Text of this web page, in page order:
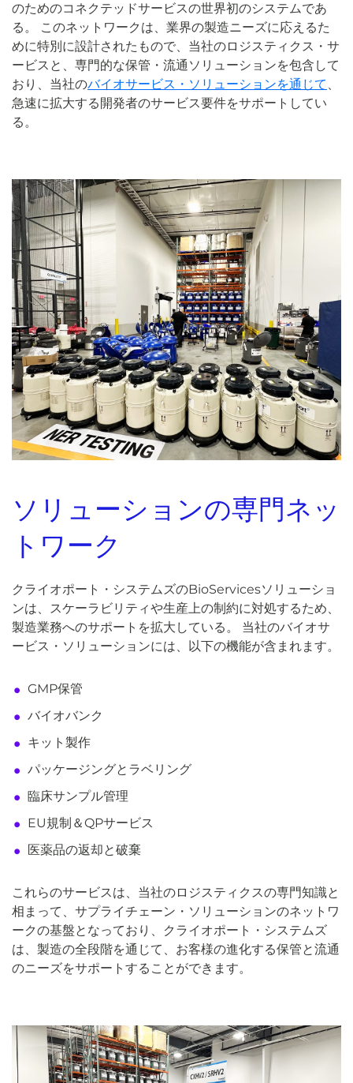
のためのコネクテッドサービスの世界初のシステムであ
る。 このネットワークは、業界の製造ニーズに応えるた
めに特別に設計されたもので、当社のロジスティクス・サ
ービスと、専門的な保管・流通ソリューションを包含して
おり、当社のバイオサービス・ソリューションを通じて 、
急速に拡大する開発者のサービス要件をサポートしてい
る。
ソリューションの専門ネッ
トワーク
クライオポート・システムズのBioServicesソリューショ
ンは、スケーラビリティや生産上の制約に対処するため、
製造業務へのサポートを拡大している。 当社のバイオサ
ービス・ソリューションには、以下の機能が含まれます。
GMP保管
バイオバンク
キット製作
パッケージングとラベリング
臨床サンプル管理
EU規制＆QPサービス
医薬品の返却と破棄
これらのサービスは、当社のロジスティクスの専門知識と
相まって、サプライチェーン・ソリューションのネットワ
ークの基盤となっており、クライオポート・システムズ
は、製造の全段階を通じて、お客様の進化する保管と流通
のニーズをサポートすることができます。